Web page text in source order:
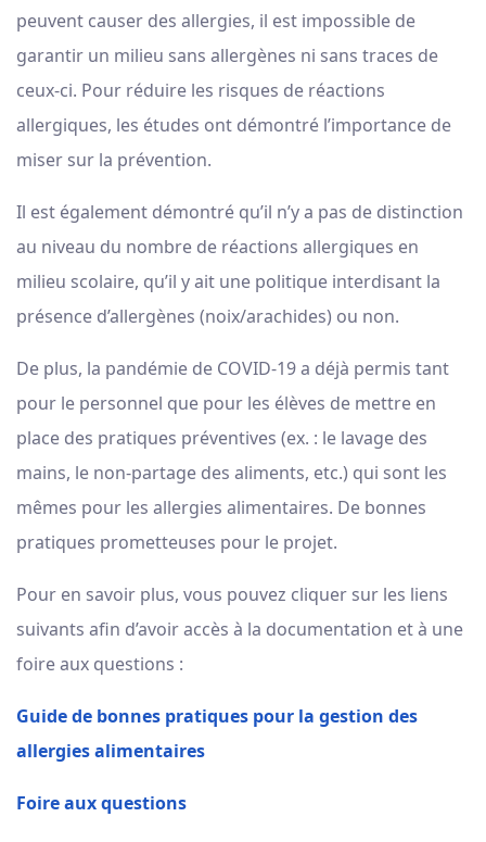
peuvent causer des allergies, il est impossible de
garantir un milieu sans allergènes ni sans traces de
ceux-ci. Pour réduire les risques de réactions
allergiques, les études ont démontré l’importance de
miser sur la prévention.
Il est également démontré qu’il n’y a pas de distinction
au niveau du nombre de réactions allergiques en
milieu scolaire, qu’il y ait une politique interdisant la
présence d’allergènes (noix/arachides) ou non.
De plus, la pandémie de COVID-19 a déjà permis tant
pour le personnel que pour les élèves de mettre en
place des pratiques préventives (ex. : le lavage des
mains, le non-partage des aliments, etc.) qui sont les
mêmes pour les allergies alimentaires. De bonnes
pratiques prometteuses pour le projet.
Pour en savoir plus, vous pouvez cliquer sur les liens
suivants afin d’avoir accès à la documentation et à une
foire aux questions :
Guide de bonnes pratiques pour la gestion des
allergies alimentaires
Foire aux questions